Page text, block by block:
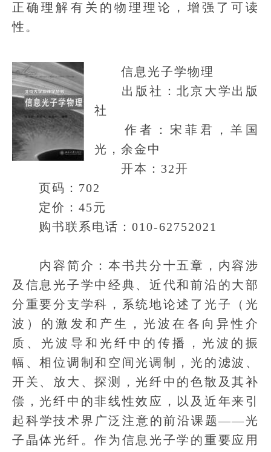
正确理解有关的物理理论，增强了可读
性。
信息光子学物理
出版社：北京大学出版
社
作者：宋菲君，羊国
光，余金中
开本：32开
页码：702
定价：45元
购书联系电话：010-62752021
内容简介：本书共分十五章，内容涉
及信息光子学中经典、近代和前沿的大部
分重要分支学科，系统地论述了光子（光
波）的激发和产生，光波在各向异性介
质、光波导和光纤中的传播，光波的振
幅、相位调制和空间光调制，光的滤波、
开关、放大、探测，光纤中的色散及其补
偿，光纤中的非线性效应，以及近年来引
起科学技术界广泛注意的前沿课题——光
子晶体光纤。作为信息光子学的重要应用